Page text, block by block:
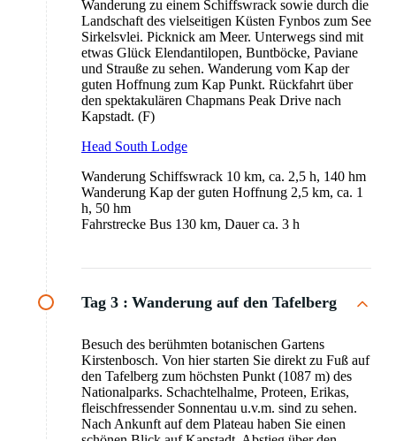
Wanderung zu einem Schiffswrack sowie durch die
Landschaft des vielseitigen Küsten Fynbos zum See
Sirkelsvlei. Picknick am Meer. Unterwegs sind mit
etwas Glück Elendantilopen, Buntböcke, Paviane
und Strauße zu sehen. Wanderung vom Kap der
guten Hoffnung zum Kap Punkt. Rückfahrt über
den spektakulären Chapmans Peak Drive nach
Kapstadt. (F)
Head South Lodge
Wanderung Schiffswrack 10 km, ca. 2,5 h, 140 hm
Wanderung Kap der guten Hoffnung 2,5 km, ca. 1
h, 50 hm
Fahrstrecke Bus 130 km, Dauer ca. 3 h
Tag 3 : Wanderung auf den Tafelberg
Besuch des berühmten botanischen Gartens
Kirstenbosch. Von hier starten Sie direkt zu Fuß auf
den Tafelberg zum höchsten Punkt (1087 m) des
Nationalparks. Schachtelhalme, Proteen, Erikas,
fleischfressender Sonnentau u.v.m. sind zu sehen.
Nach Ankunft auf dem Plateau haben Sie einen